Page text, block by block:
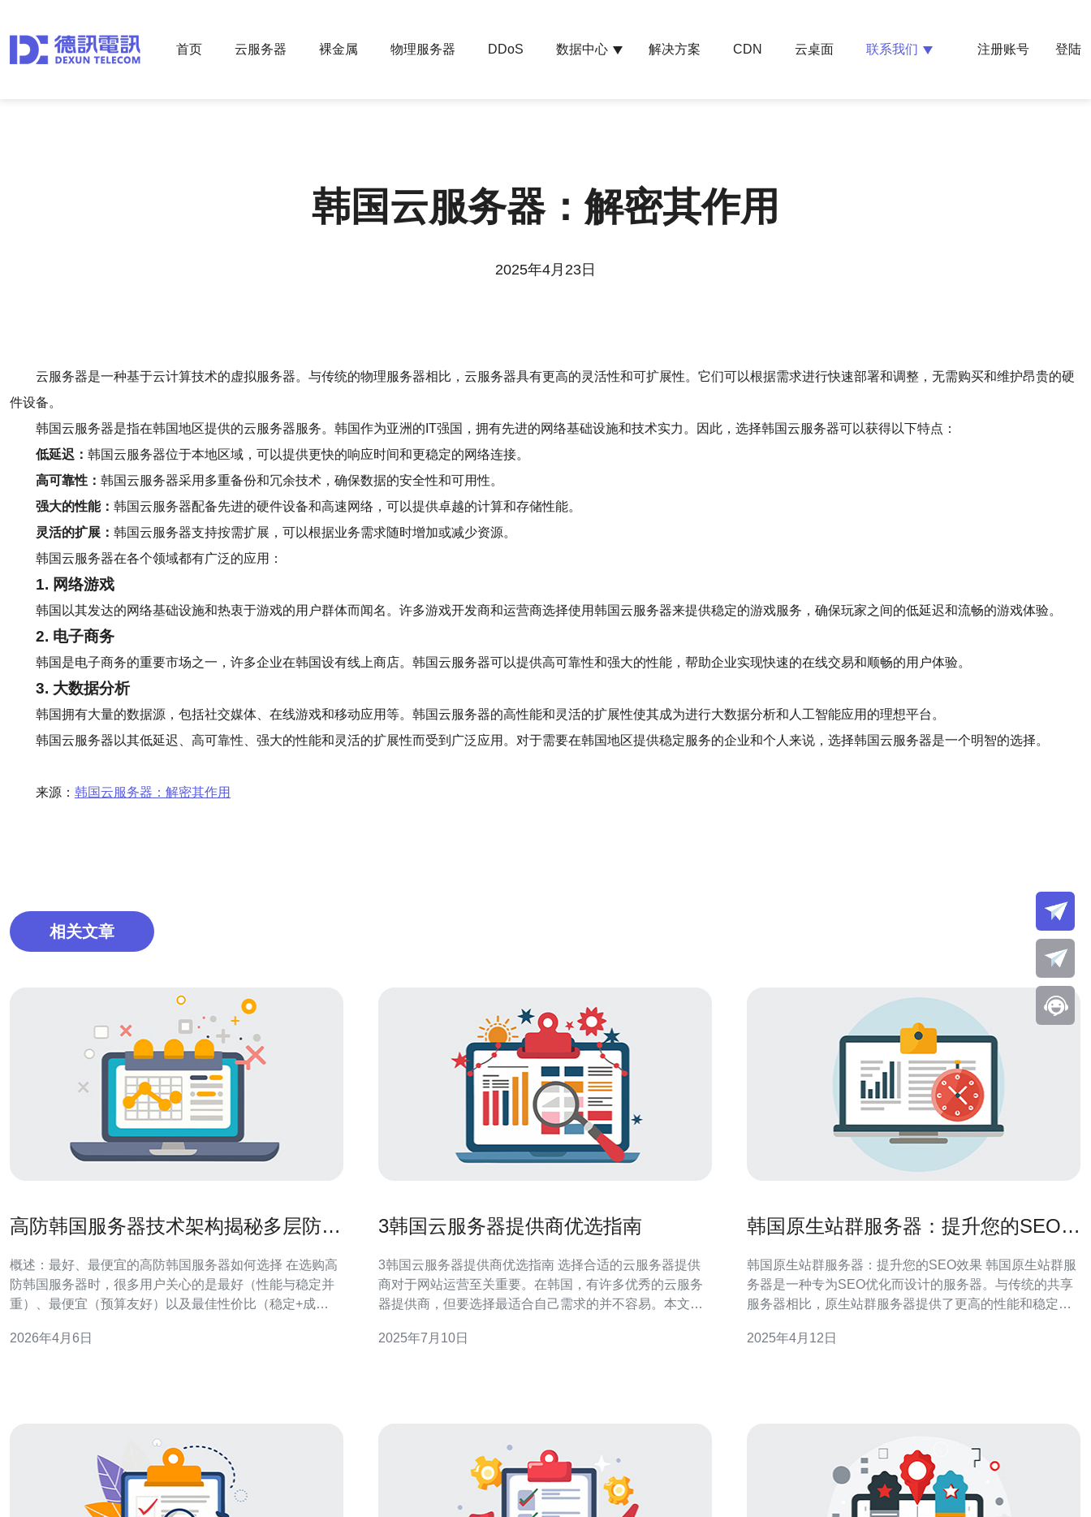
首页 云服务器 裸金属 物理服务器 DDoS 数据中心 解决方案 CDN 云桌面 联系我们 注册账号 登陆
韩国云服务器：解密其作用
2025年4月23日
云服务器是一种基于云计算技术的虚拟服务器。与传统的物理服务器相比，云服务器具有更高的灵活性和可扩展性。它们可以根据需求进行快速部署和调整，无需购买和维护昂贵的硬
件设备。
韩国云服务器是指在韩国地区提供的云服务器服务。韩国作为亚洲的IT强国，拥有先进的网络基础设施和技术实力。因此，选择韩国云服务器可以获得以下特点：
低延迟： 韩国云服务器位于本地区域，可以提供更快的响应时间和更稳定的网络连接。
高可靠性： 韩国云服务器采用多重备份和冗余技术，确保数据的安全性和可用性。
强大的性能： 韩国云服务器配备先进的硬件设备和高速网络，可以提供卓越的计算和存储性能。
灵活的扩展： 韩国云服务器支持按需扩展，可以根据业务需求随时增加或减少资源。
韩国云服务器在各个领域都有广泛的应用：
1. 网络游戏
韩国以其发达的网络基础设施和热衷于游戏的用户群体而闻名。许多游戏开发商和运营商选择使用韩国云服务器来提供稳定的游戏服务，确保玩家之间的低延迟和流畅的游戏体验。
2. 电子商务
韩国是电子商务的重要市场之一，许多企业在韩国设有线上商店。韩国云服务器可以提供高可靠性和强大的性能，帮助企业实现快速的在线交易和顺畅的用户体验。
3. 大数据分析
韩国拥有大量的数据源，包括社交媒体、在线游戏和移动应用等。韩国云服务器的高性能和灵活的扩展性使其成为进行大数据分析和人工智能应用的理想平台。
韩国云服务器以其低延迟、高可靠性、强大的性能和灵活的扩展性而受到广泛应用。对于需要在韩国地区提供稳定服务的企业和个人来说，选择韩国云服务器是一个明智的选择。
来源： 韩国云服务器：解密其作用
相关文章
高防韩国服务器技术架构揭秘多层防护
概述：最好、最便宜的高防韩国服务器如何选择 在选购高
防韩国服务器时，很多用户关心的是最好（性能与稳定并
重）、最便宜（预算友好）以及最佳性价比（稳定+成
实现手段，重点介绍多层防护与自动化清洗策略，既讲技
2026年4月6日
3韩国云服务器提供商优选指南
3韩国云服务器提供商优选指南 选择合适的云服务器提供
商对于网站运营至关重要。在韩国，有许多优秀的云服务
器提供商，但要选择最适合自己需求的并不容易。本文将
择。 Naver Cloud Platform是韩国最大的云服务器提供商
2025年7月10日
韩国原生站群服务器：提升您的SEO效
韩国原生站群服务器：提升您的SEO效果 韩国原生站群服
务器是一种专为SEO优化而设计的服务器。与传统的共享
服务器相比，原生站群服务器提供了更高的性能和稳定
1. 高性能：韩国原生站群服务器使用最新的硬件和软件技
2025年4月12日